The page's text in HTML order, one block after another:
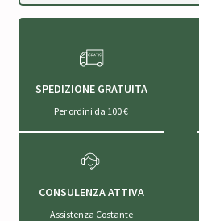
SPEDIZIONE GRATUITA
Per ordini da 100 €
CONSULENZA ATTIVA
Assistenza Costante